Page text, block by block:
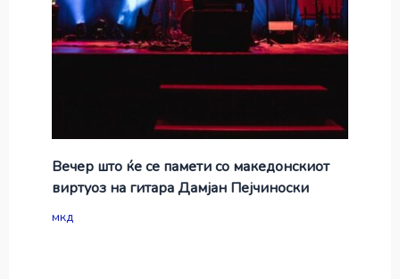
Вечер што ќе се памети со македонскиот
виртуоз на гитара Дамјан Пејчиноски
мкд